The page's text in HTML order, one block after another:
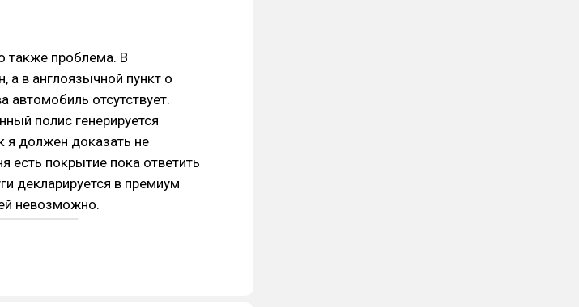
также проблема. В
а в англоязычной пункт о
отсутствует.
полис генерируется
я должен доказать не
есть покрытие пока ответить
декларируется в премиум
невозможно.